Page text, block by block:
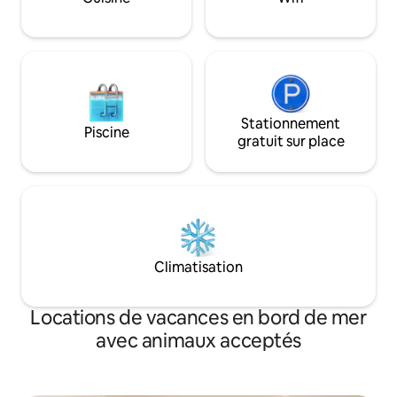
animaux. Malheureusement il n'y a pas
maison est
avant le mariage
combinées le
extrêmement
Piscine
Stationnement
gratuit sur place
Climatisation
Locations de vacances en bord de mer
avec animaux acceptés